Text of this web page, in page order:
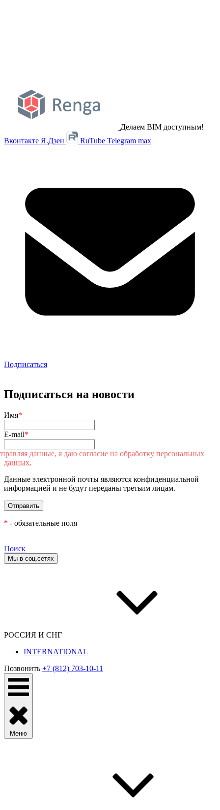
Делаем BIM доступным!
Вконтакте Я.Дзен RuTube Telegram max
Подписаться
Подписаться на новости
Имя*
E-mail*
данные, я даю согласие на обработку персональных
данных.
Данные электронной почты являются конфиденциальной
информацией и не будут переданы третьим лицам.
* - обязательные поля
Поиск
Мы в соц.сетях
РОССИЯ И СНГ
INTERNATIONAL
Позвонить +7 (812) 703-10-11
Меню